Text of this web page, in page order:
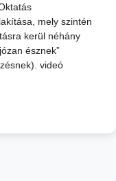
mely szintén
kerül néhány
észnek”
videó